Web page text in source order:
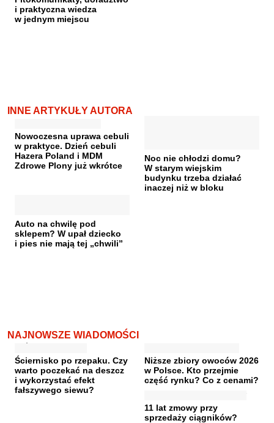
i praktyczna wiedza
w jednym miejscu
INNE ARTYKUŁY AUTORA
Nowoczesna uprawa cebuli
w praktyce. Dzień cebuli
Hazera Poland i MDM
Zdrowe Plony już wkrótce
Noc nie chłodzi domu?
W starym wiejskim
budynku trzeba działać
inaczej niż w bloku
Auto na chwilę pod
sklepem? W upał dziecko
i pies nie mają tej „chwili”
NAJNOWSZE WIADOMOŚCI
Ściernisko po rzepaku. Czy
warto poczekać na deszcz
i wykorzystać efekt
fałszywego siewu?
Niższe zbiory owoców 2026
w Polsce. Kto przejmie
część rynku? Co z cenami?
11 lat zmowy przy
sprzedaży ciągników?